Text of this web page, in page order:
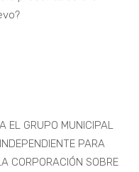
EL GRUPO MUNICIPAL
PARA
CORPORACIÓN SOBRE